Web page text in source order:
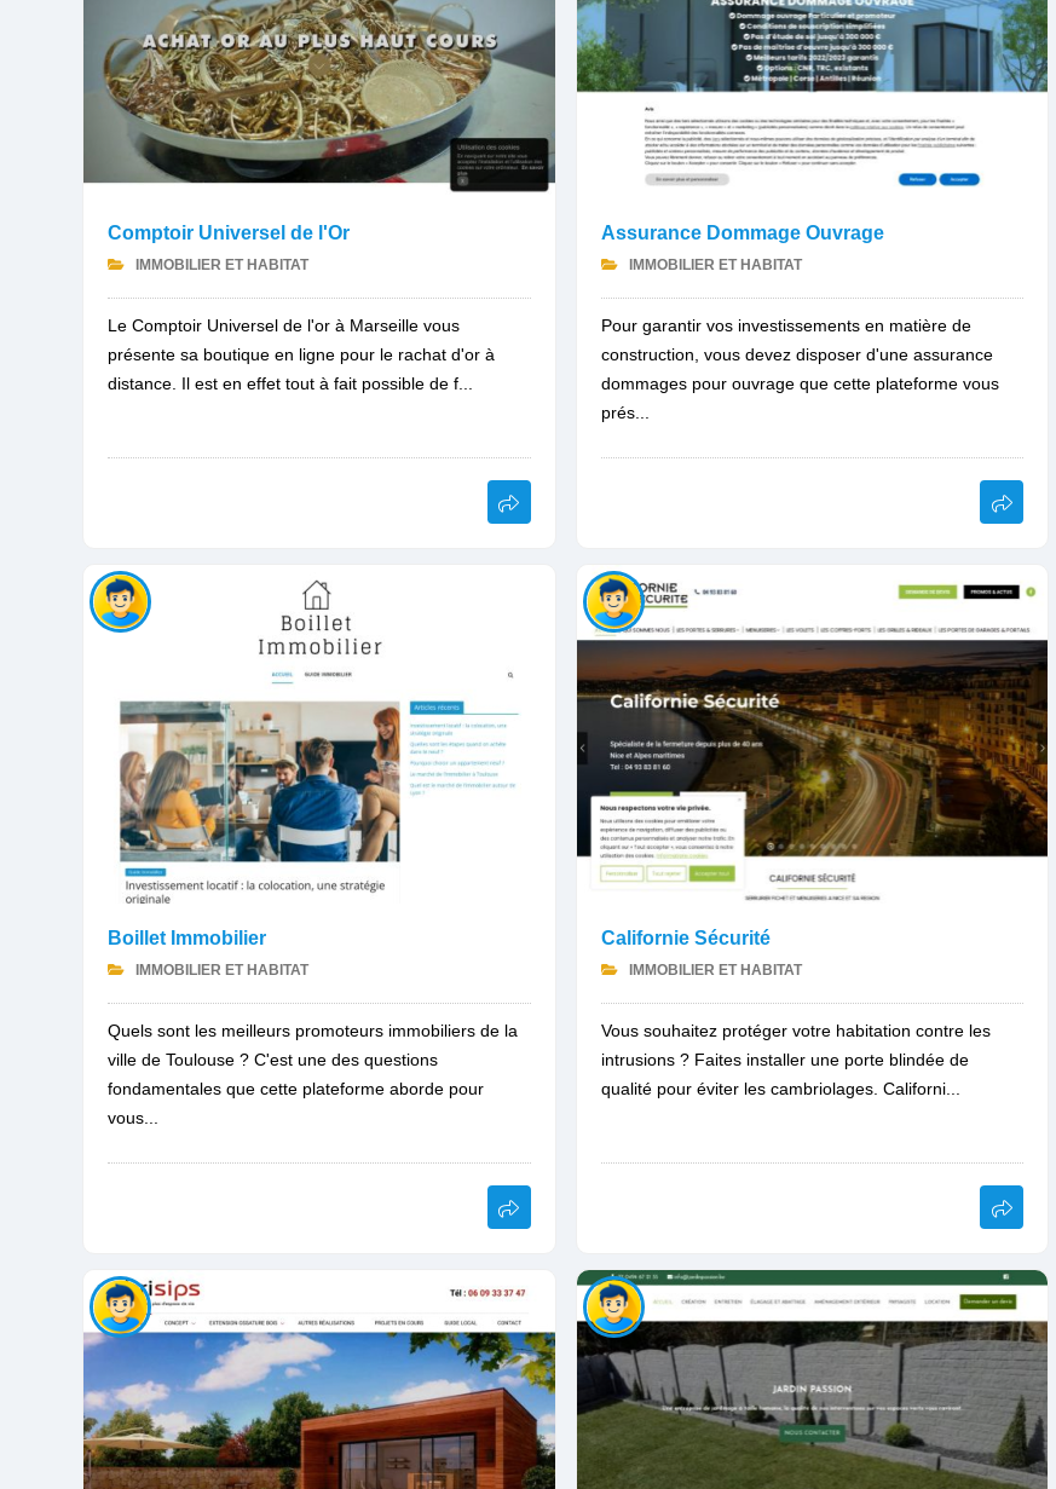
Comptoir Universel de l'Or
IMMOBILIER ET HABITAT
Le Comptoir Universel de l'or à Marseille vous
présente sa boutique en ligne pour le rachat d'or à
distance. Il est en effet tout à fait possible de f...
Assurance Dommage Ouvrage
IMMOBILIER ET HABITAT
Pour garantir vos investissements en matière de
construction, vous devez disposer d'une assurance
dommages pour ouvrage que cette plateforme vous
prés...
Boillet Immobilier
IMMOBILIER ET HABITAT
Quels sont les meilleurs promoteurs immobiliers de la
ville de Toulouse ? C'est une des questions
fondamentales que cette plateforme aborde pour
vous...
Californie Sécurité
IMMOBILIER ET HABITAT
Vous souhaitez protéger votre habitation contre les
intrusions ? Faites installer une porte blindée de
qualité pour éviter les cambriolages. Californi...